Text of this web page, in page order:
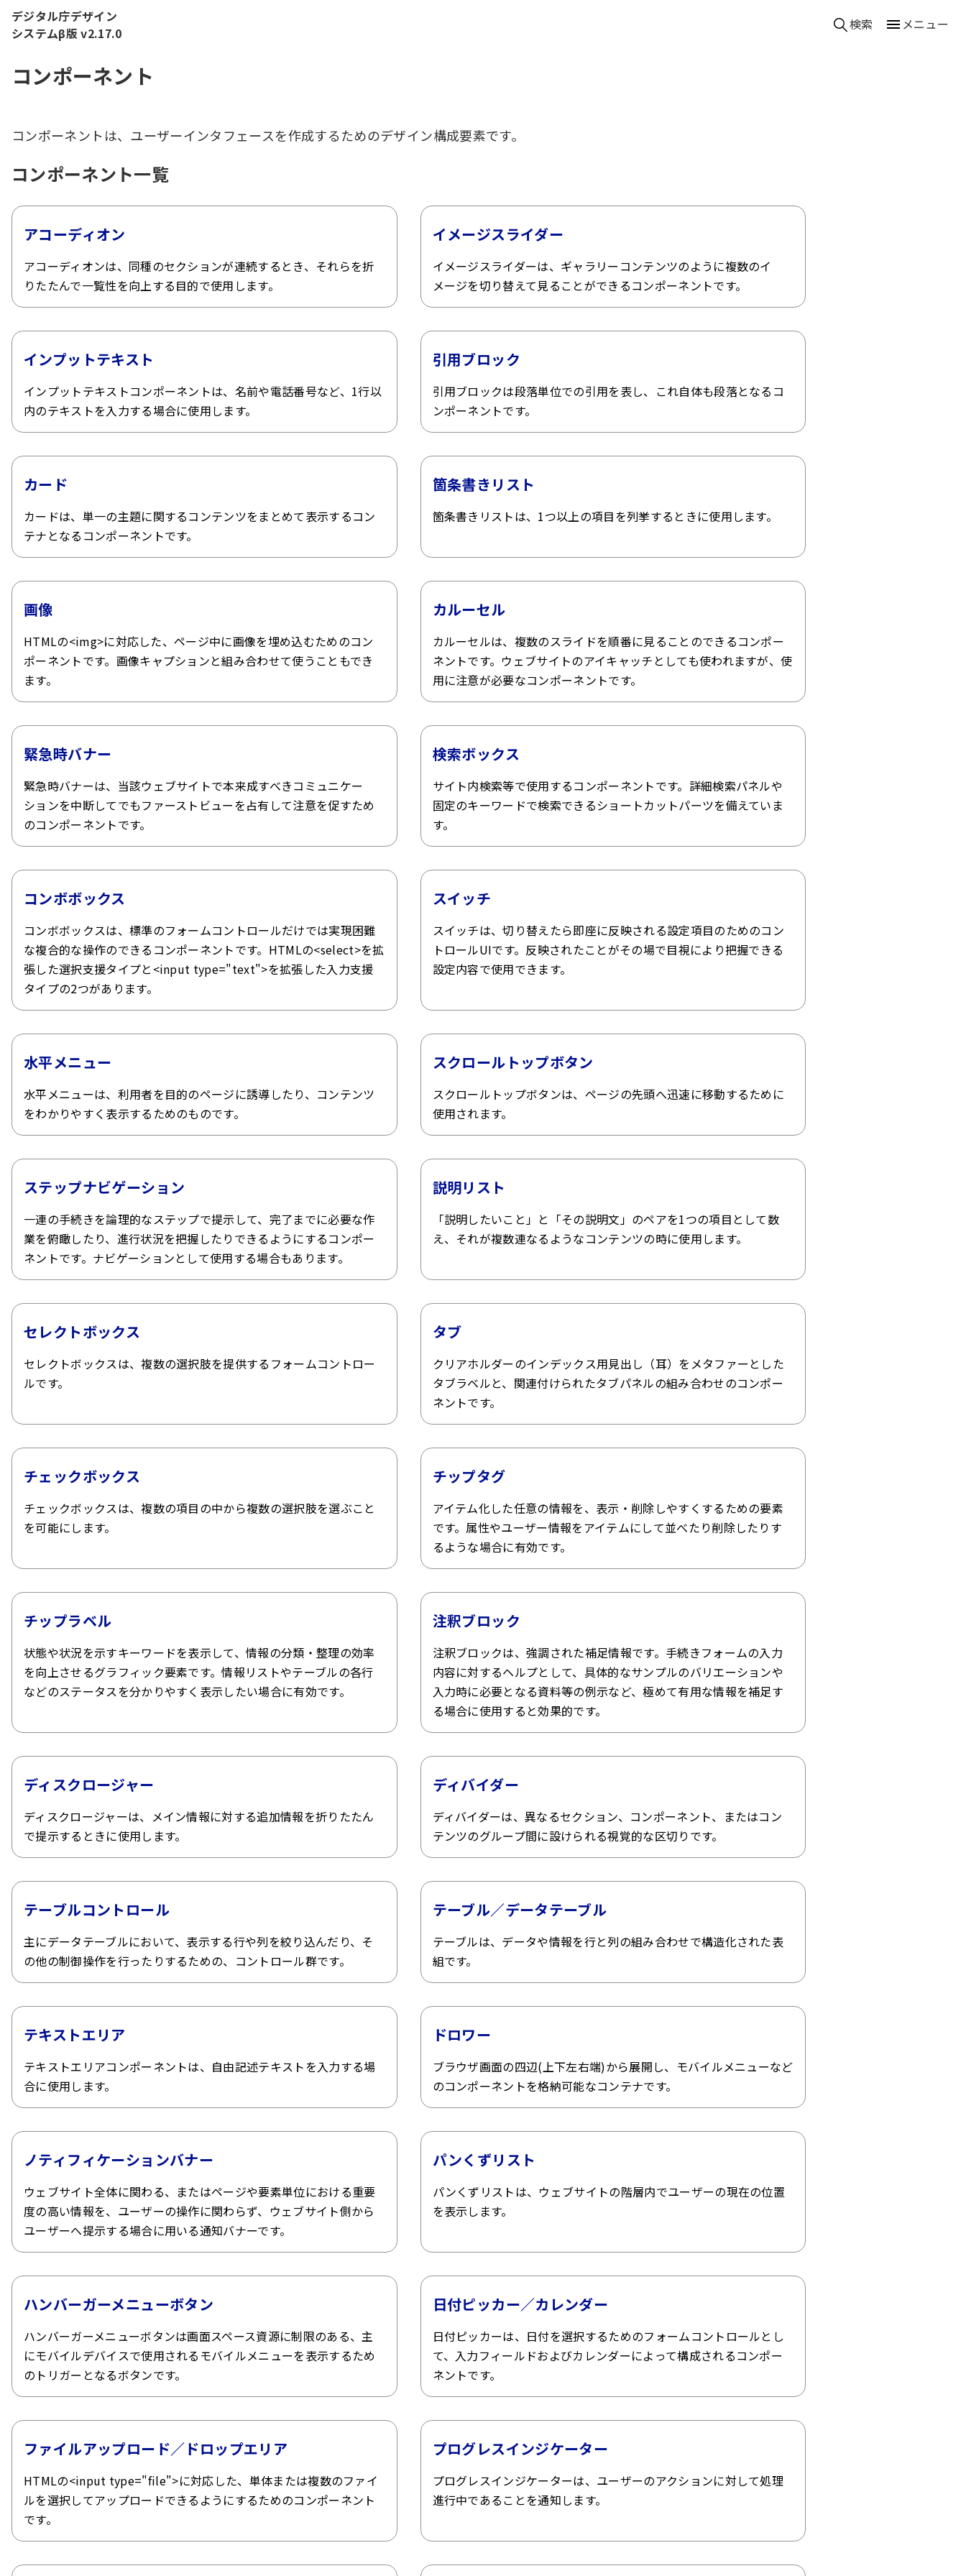
本文へ移動
デジタル庁デザイン
システムβ版 v2.17.0
検索 メニュー
コンポーネント
コンポーネントは、ユーザーインタフェースを作成するためのデザイン構成要素です。
コンポーネント一覧
アコーディオン
アコーディオンは、同種のセクションが連続するとき、それらを折
りたたんで一覧性を向上する目的で使用します。
イメージスライダー
イメージスライダーは、ギャラリーコンテンツのように複数のイ
メージを切り替えて見ることができるコンポーネントです。
インプットテキスト
インプットテキストコンポーネントは、名前や電話番号など、1行以
内のテキストを入力する場合に使用します。
引用ブロック
引用ブロックは段落単位での引用を表し、これ自体も段落となるコ
ンポーネントです。
カード
カードは、単一の主題に関するコンテンツをまとめて表示するコン
テナとなるコンポーネントです。
箇条書きリスト
箇条書きリストは、1つ以上の項目を列挙するときに使用します。
画像
HTMLの<img>に対応した、ページ中に画像を埋め込むためのコン
ポーネントです。画像キャプションと組み合わせて使うこともでき
ます。
カルーセル
カルーセルは、複数のスライドを順番に見ることのできるコンポー
ネントです。ウェブサイトのアイキャッチとしても使われますが、使
用に注意が必要なコンポーネントです。
緊急時バナー
緊急時バナーは、当該ウェブサイトで本来成すべきコミュニケー
ションを中断してでもファーストビューを占有して注意を促すため
のコンポーネントです。
検索ボックス
サイト内検索等で使用するコンポーネントです。詳細検索パネルや
固定のキーワードで検索できるショートカットパーツを備えていま
す。
コンボボックス
コンボボックスは、標準のフォームコントロールだけでは実現困難
な複合的な操作のできるコンポーネントです。HTMLの<select>を拡
張した選択支援タイプと<input type="text">を拡張した入力支援
タイプの2つがあります。
スイッチ
スイッチは、切り替えたら即座に反映される設定項目のためのコン
トロールUIです。反映されたことがその場で目視により把握できる
設定内容で使用できます。
水平メニュー
水平メニューは、利用者を目的のページに誘導したり、コンテンツ
をわかりやすく表示するためのものです。
スクロールトップボタン
スクロールトップボタンは、ページの先頭へ迅速に移動するために
使用されます。
ステップナビゲーション
一連の手続きを論理的なステップで提示して、完了までに必要な作
業を俯瞰したり、進行状況を把握したりできるようにするコンポー
ネントです。ナビゲーションとして使用する場合もあります。
説明リスト
「説明したいこと」と「その説明文」のペアを1つの項目として数
え、それが複数連なるようなコンテンツの時に使用します。
セレクトボックス
セレクトボックスは、複数の選択肢を提供するフォームコントロー
ルです。
タブ
クリアホルダーのインデックス用見出し（耳）をメタファーとした
タブラベルと、関連付けられたタブパネルの組み合わせのコンポー
ネントです。
チェックボックス
チェックボックスは、複数の項目の中から複数の選択肢を選ぶこと
を可能にします。
チップタグ
アイテム化した任意の情報を、表示・削除しやすくするための要素
です。属性やユーザー情報をアイテムにして並べたり削除したりす
るような場合に有効です。
チップラベル
状態や状況を示すキーワードを表示して、情報の分類・整理の効率
を向上させるグラフィック要素です。情報リストやテーブルの各行
などのステータスを分かりやすく表示したい場合に有効です。
注釈ブロック
注釈ブロックは、強調された補足情報です。手続きフォームの入力
内容に対するヘルプとして、具体的なサンプルのバリエーションや
入力時に必要となる資料等の例示など、極めて有用な情報を補足す
る場合に使用すると効果的です。
ディスクロージャー
ディスクロージャーは、メイン情報に対する追加情報を折りたたん
で提示するときに使用します。
ディバイダー
ディバイダーは、異なるセクション、コンポーネント、またはコン
テンツのグループ間に設けられる視覚的な区切りです。
テーブルコントロール
主にデータテーブルにおいて、表示する行や列を絞り込んだり、そ
の他の制御操作を行ったりするための、コントロール群です。
テーブル／データテーブル
テーブルは、データや情報を行と列の組み合わせで構造化された表
組です。
テキストエリア
テキストエリアコンポーネントは、自由記述テキストを入力する場
合に使用します。
ドロワー
ブラウザ画面の四辺(上下左右端)から展開し、モバイルメニューなど
のコンポーネントを格納可能なコンテナです。
ノティフィケーションバナー
ウェブサイト全体に関わる、またはページや要素単位における重要
度の高い情報を、ユーザーの操作に関わらず、ウェブサイト側から
ユーザーへ提示する場合に用いる通知バナーです。
パンくずリスト
パンくずリストは、ウェブサイトの階層内でユーザーの現在の位置
を表示します。
ハンバーガーメニューボタン
ハンバーガーメニューボタンは画面スペース資源に制限のある、主
にモバイルデバイスで使用されるモバイルメニューを表示するため
のトリガーとなるボタンです。
日付ピッカー／カレンダー
日付ピッカーは、日付を選択するためのフォームコントロールとし
て、入力フィールドおよびカレンダーによって構成されるコンポー
ネントです。
ファイルアップロード／ドロップエリア
HTMLの<input type="file">に対応した、単体または複数のファイ
ルを選択してアップロードできるようにするためのコンポーネント
です。
プログレスインジケーター
プログレスインジケーターは、ユーザーのアクションに対して処理
進行中であることを通知します。